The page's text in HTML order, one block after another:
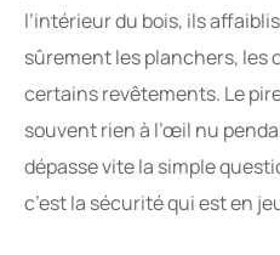
l’intérieur du bois, ils
sûrement les planchers, les
certains revêtements. Le
souvent rien à l’œil nu
dépasse vite la simple
c’est la sécurité qui est en